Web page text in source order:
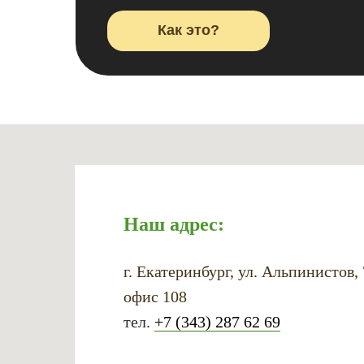
Как это?
Наш адрес:
г. Екатеринбург, ул.
офис 108
тел. +7 (343) 287 62 69